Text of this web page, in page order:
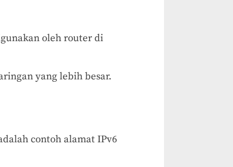
oleh router di
yang lebih besar.
contoh alamat IPv6